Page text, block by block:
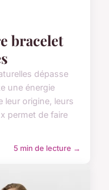
bracelet
dépasse
une énergie
leur origine, leurs
permet de faire
5 min de lecture →